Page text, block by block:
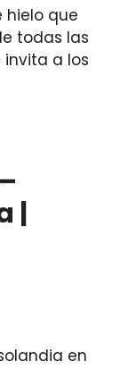
hielo que
todas las
invita a los
|
en